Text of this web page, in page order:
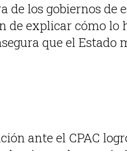
los gobiernos de
de explicar cómo lo
que el Estado
ante el CPAC